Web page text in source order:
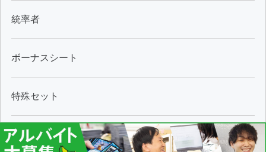
統率者
ボーナスシート
特殊セット